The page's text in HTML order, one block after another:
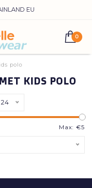
EU
0
polo
KIDS POLO
24
Max: €5